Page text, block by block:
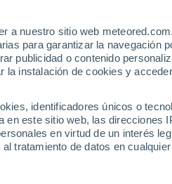
a nuestro sitio web
para garantizar la navegación
publicidad o contenido
instalación de cookies y
identificadores únicos o
este sitio web, las direcciones
en virtud de un interés
tratamiento de datos en
38°
22°
Albacete
37°
22°
35°
21°
Pétrola
35°
20°
Pozohondo